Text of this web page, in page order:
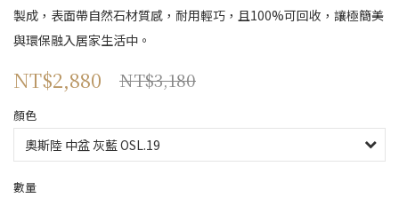
製成，表面帶自然石材質感，耐用輕巧，且100%可回收，讓極簡美
與環保融入居家生活中。
NT$2,880 NT$3,180
顏色
數量